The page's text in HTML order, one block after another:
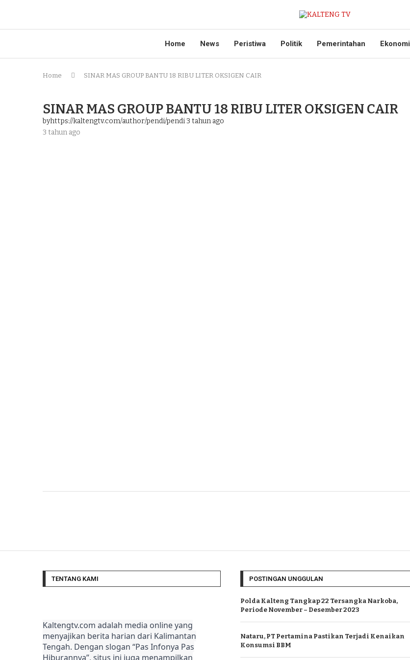
Home News Peristiwa Politik Pemerintahan Ekonomi
Home SINAR MAS GROUP BANTU 18 RIBU LITER OKSIGEN CAIR
SINAR MAS GROUP BANTU 18 RIBU LITER OKSIGEN CAIR
byhttps://kaltengtv.com/author/pendi/pendi3 tahun ago
3 tahun ago
TENTANG KAMI
Kaltengtv.com adalah media online yang
menyajikan berita harian dari Kalimantan
Tengah. Dengan slogan “Pas Infonya Pas
Hiburannya”, situs ini juga menampilkan
POSTINGAN UNGGULAN
Polda Kalteng Tangkap 22 Tersangka Narkoba,
Periode November – Desember 2023
Nataru, PT Pertamina Pastikan Terjadi Kenaikan
Konsumsi BBM